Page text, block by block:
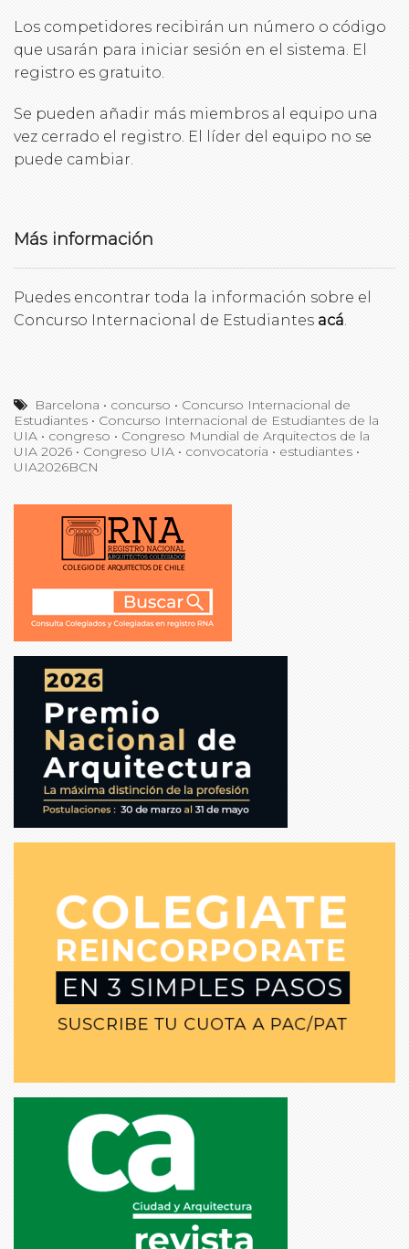
Los competidores recibirán un número o código
que usarán para iniciar sesión en el sistema. El
registro es gratuito.
Se pueden añadir más miembros al equipo una
vez cerrado el registro. El líder del equipo no se
puede cambiar.
Más información
Puedes encontrar toda la información sobre el
Concurso Internacional de Estudiantes acá.
Barcelona • concurso • Concurso Internacional de
Estudiantes • Concurso Internacional de Estudiantes de la
UIA • congreso • Congreso Mundial de Arquitectos de la
UIA 2026 • Congreso UIA • convocatoria • estudiantes •
UIA2026BCN